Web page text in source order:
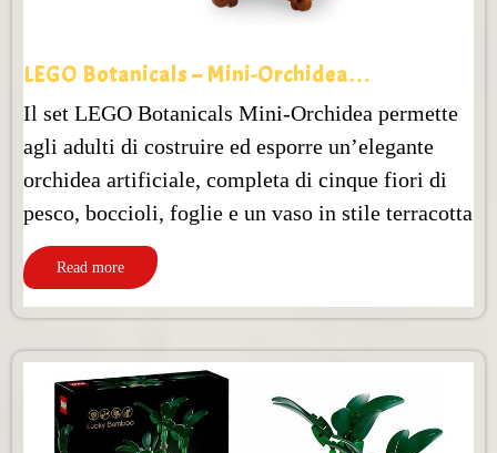
LEGO Botanicals – Mini-Orchidea…
Il set LEGO Botanicals Mini-Orchidea permette
agli adulti di costruire ed esporre un’elegante
orchidea artificiale, completa di cinque fiori di
pesco, boccioli, foglie e un vaso in stile terracotta
Read more